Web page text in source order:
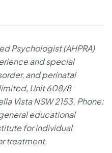
Psychologist (AHPRA)
and special
and perinatal
Unit 608/8
Vista NSW 2153. Phone:
educational
for individual
treatment.